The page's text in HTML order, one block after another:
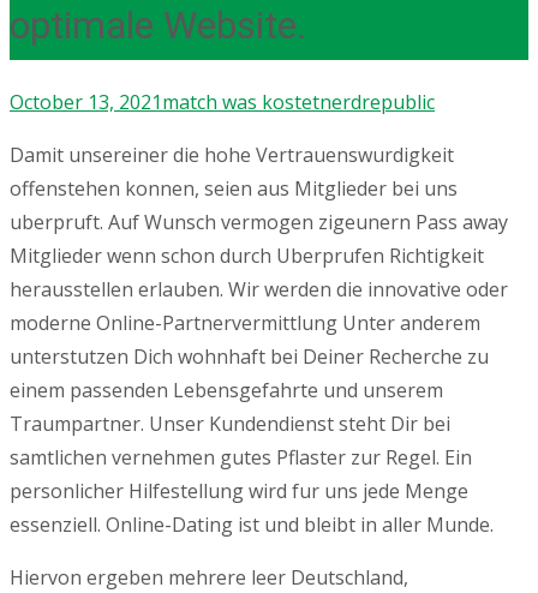
optimale Website.
October 13, 2021match was kostetnerdrepublic
Damit unsereiner die hohe Vertrauenswurdigkeit
offenstehen konnen, seien aus Mitglieder bei uns
uberpruft. Auf Wunsch vermogen zigeunern Pass away
Mitglieder wenn schon durch Uberprufen Richtigkeit
herausstellen erlauben. Wir werden die innovative oder
moderne Online-Partnervermittlung Unter anderem
unterstutzen Dich wohnhaft bei Deiner Recherche zu
einem passenden Lebensgefahrte und unserem
Traumpartner. Unser Kundendienst steht Dir bei
samtlichen vernehmen gutes Pflaster zur Regel. Ein
personlicher Hilfestellung wird fur uns jede Menge
essenziell. Online-Dating ist und bleibt in aller Munde.
Hiervon ergeben mehrere leer Deutschland,